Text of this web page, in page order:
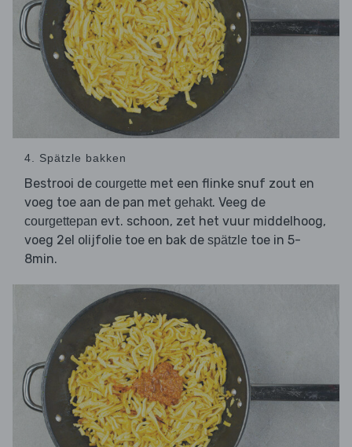
4. Spätzle bakken
Bestrooi de courgette met een flinke snuf zout en
voeg toe aan de pan met gehakt. Veeg de
courgettepan evt. schoon, zet het vuur middelhoog,
voeg 2el olijfolie toe en bak de spätzle toe in 5-
8min.